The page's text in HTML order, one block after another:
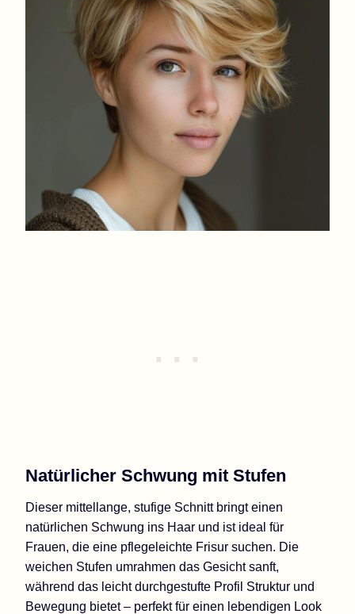
Natürlicher Schwung mit Stufen
Dieser mittellange, stufige Schnitt bringt einen
natürlichen Schwung ins Haar und ist ideal für
Frauen, die eine pflegeleichte Frisur suchen. Die
weichen Stufen umrahmen das Gesicht sanft,
während das leicht durchgestufte Profil Struktur und
Bewegung bietet – perfekt für einen lebendigen Look